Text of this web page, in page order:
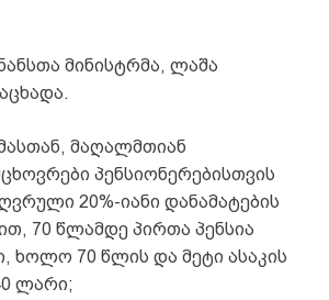
მინისტრმა, ლაშა
მაღალმთიან
პენსიონერებისთვის
20%-იანი დანამატების
70 წლამდე პირთა პენსია
ხოლო 70 წლის და მეტი ასაკის
ლარი;